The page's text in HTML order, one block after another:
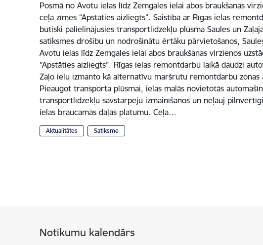
Posmā no Avotu ielas līdz Zemgales ielai abos braukšanas
ceļa zīmes “Apstāties aizliegts”. Saistībā ar Rīgas ielas
būtiski palielinājusies transportlīdzekļu plūsma Saules un
satiksmes drošību un nodrošinātu ērtāku pārvietošanos,
Avotu ielas līdz Zemgales ielai abos braukšanas virzienos
“Apstāties aizliegts”. Rīgas ielas remontdarbu laikā daudzi
Zaļo ielu izmanto kā alternatīvu maršrutu remontdarbu zonas
Pieaugot transporta plūsmai, ielas malās novietotās
transportlīdzekļu savstarpēju izmainīšanos un neļauj
ielas braucamās daļas platumu. Ceļa…
Aktualitātes Satiksme
Notikumu kalendārs